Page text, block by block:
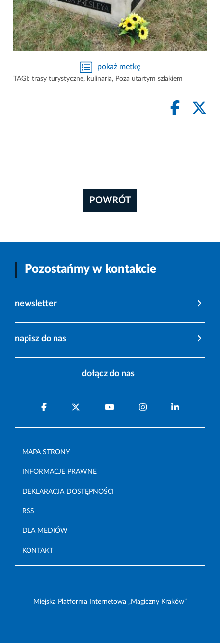
pokaż metkę
TAGI: trasy turystyczne, kulinaria, Poza utartym szlakiem
POWRÓT
Pozostańmy w kontakcie
newsletter
napisz do nas
dołącz do nas
MAPA STRONY
INFORMACJE PRAWNE
DEKLARACJA DOSTĘPNOŚCI
RSS
DLA MEDIÓW
KONTAKT
Miejska Platforma Internetowa „Magiczny Kraków”